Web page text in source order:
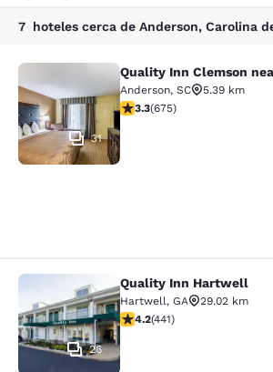
Quality Inn Clemson
31
Quality Inn Clemson
Anderson, SC
5.39 km
Calificación de 3.34
3.3(675)
Quality Inn Hartwell
26
Quality Inn Hartwell
Hartwell, GA
29.02 km
Calificación de 4.2 estrellas.
4.2(441)